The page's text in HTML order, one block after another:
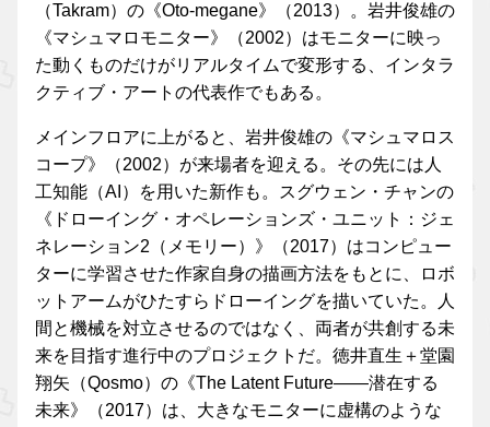
（Takram）の《Oto-megane》（2013）。岩井俊雄の
《マシュマロモニター》（2002）はモニターに映っ
た動くものだけがリアルタイムで変形する、インタラ
クティブ・アートの代表作でもある。
メインフロアに上がると、岩井俊雄の《マシュマロス
コープ》（2002）が来場者を迎える。その先には人
工知能（AI）を用いた新作も。スグウェン・チャンの
《ドローイング・オペレーションズ・ユニット：ジェ
ネレーション2（メモリー）》（2017）はコンピュー
ターに学習させた作家自身の描画方法をもとに、ロボ
ットアームがひたすらドローイングを描いていた。人
間と機械を対立させるのではなく、両者が共創する未
来を目指す進行中のプロジェクトだ。徳井直生＋堂園
翔矢（Qosmo）の《The Latent Future——潜在する
未来》（2017）は、大きなモニターに虚構のような